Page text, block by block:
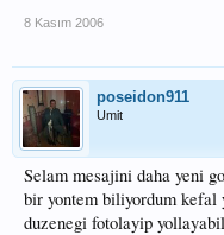
8 Kasım 2006
poseidon911
Umit
Selam mesajini daha yeni
bir yontem biliyordum
duzenegi fotolayip